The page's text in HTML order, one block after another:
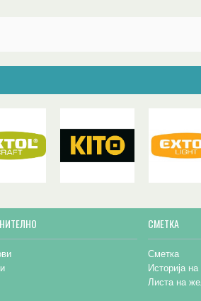
СМЕТКА
Сметка
Историја
Листа на